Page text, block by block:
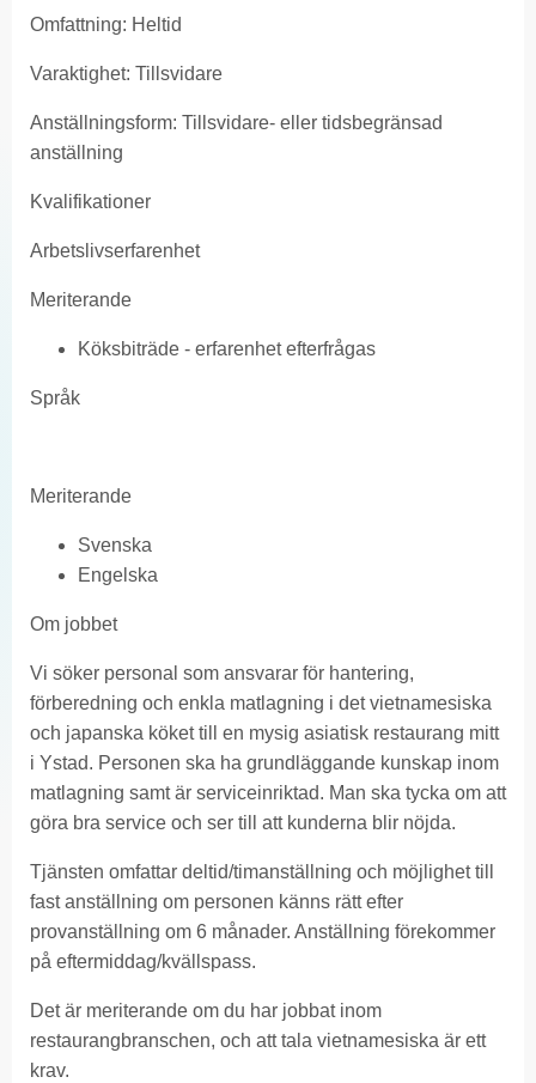
Omfattning: Heltid
Varaktighet: Tillsvidare
Anställningsform: Tillsvidare- eller tidsbegränsad
anställning
Kvalifikationer
Arbetslivserfarenhet
Meriterande
Köksbiträde - erfarenhet efterfrågas
Språk
Meriterande
Svenska
Engelska
Om jobbet
Vi söker personal som ansvarar för hantering,
förberedning och enkla matlagning i det vietnamesiska
och japanska köket till en mysig asiatisk restaurang mitt
i Ystad. Personen ska ha grundläggande kunskap inom
matlagning samt är serviceinriktad. Man ska tycka om att
göra bra service och ser till att kunderna blir nöjda.
Tjänsten omfattar deltid/timanställning och möjlighet till
fast anställning om personen känns rätt efter
provanställning om 6 månader. Anställning förekommer
på eftermiddag/kvällspass.
Det är meriterande om du har jobbat inom
restaurangbranschen, och att tala vietnamesiska är ett
krav.